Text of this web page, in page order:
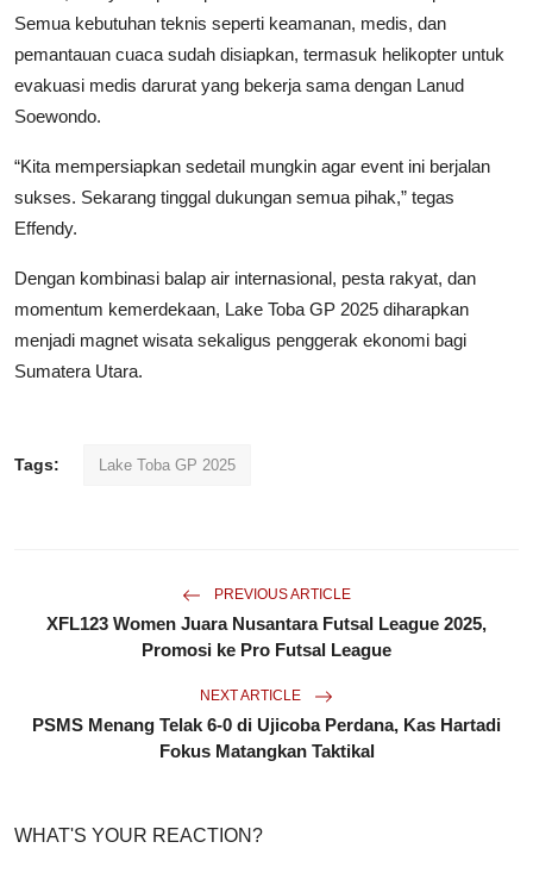
Semua kebutuhan teknis seperti keamanan, medis, dan
pemantauan cuaca sudah disiapkan, termasuk helikopter untuk
evakuasi medis darurat yang bekerja sama dengan Lanud
Soewondo.
“Kita mempersiapkan sedetail mungkin agar event ini berjalan
sukses. Sekarang tinggal dukungan semua pihak,” tegas
Effendy.
Dengan kombinasi balap air internasional, pesta rakyat, dan
momentum kemerdekaan, Lake Toba GP 2025 diharapkan
menjadi magnet wisata sekaligus penggerak ekonomi bagi
Sumatera Utara.
Tags: Lake Toba GP 2025
PREVIOUS ARTICLE
XFL123 Women Juara Nusantara Futsal League 2025,
Promosi ke Pro Futsal League
NEXT ARTICLE
PSMS Menang Telak 6-0 di Ujicoba Perdana, Kas Hartadi
Fokus Matangkan Taktikal
WHAT'S YOUR REACTION?